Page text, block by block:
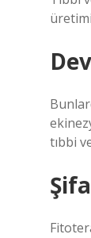
tıbbi